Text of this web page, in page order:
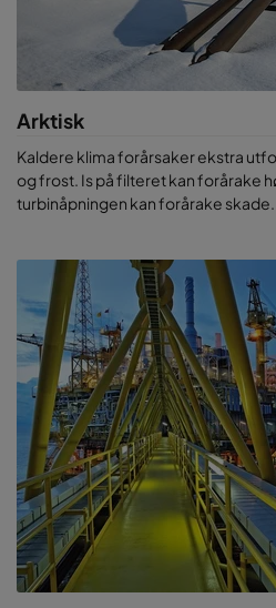
Arktisk
Kaldere klima forårsaker ekstra
og frost. Is på filteret kan forårake
turbinåpningen kan forårake skade.